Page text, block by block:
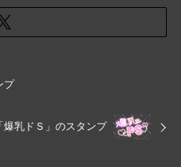
プ
「爆乳ドＳ」のスタンプ